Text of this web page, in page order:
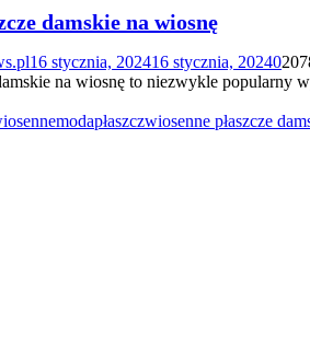
damskie na wiosnę
16 stycznia, 202416 stycznia, 20240
na wiosnę to niezwykle
modapłaszczwiosenne płaszcze